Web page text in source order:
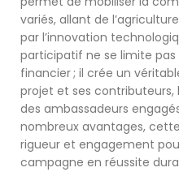
variés, allant de
par l’innovation
participatif ne se limite
financier ; il crée un
projet et ses
des ambassadeurs
nombreux avantages,
rigueur et engagement
campagne en réussite